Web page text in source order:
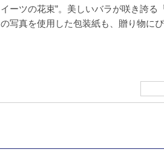
イーツの花束”。美しいバラが咲き誇る
の写真を使用した包装紙も、贈り物にぴ